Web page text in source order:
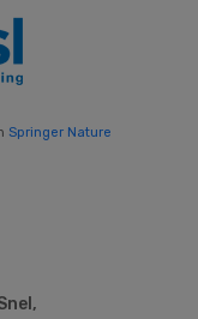
Springer Nature